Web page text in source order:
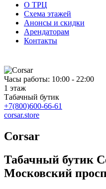
О ТРЦ
Схема этажей
Анонсы и скидки
Арендаторам
Контакты
Часы работы: 10:00 - 22:00
1 этаж
Табачный бутик
+7(800)600-66-61
corsar.store
Corsar
Табачный бутик
Московский